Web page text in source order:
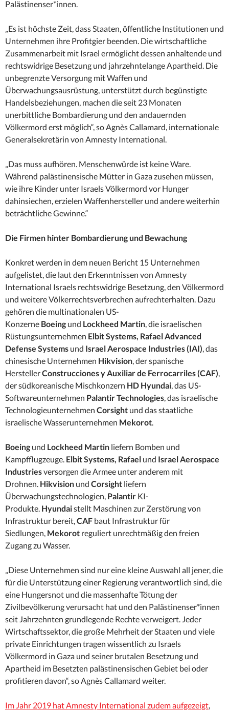
Palästinenser*innen.
„Es ist höchste Zeit, dass Staaten, öffentliche Institutionen und
Unternehmen ihre Profitgier beenden. Die wirtschaftliche
Zusammenarbeit mit Israel ermöglicht dessen anhaltende und
rechtswidrige Besetzung und jahrzehntelange Apartheid. Die
unbegrenzte Versorgung mit Waffen und
Überwachungsausrüstung, unterstützt durch begünstigte
Handelsbeziehungen, machen die seit 23 Monaten
unerbittliche Bombardierung und den andauernden
Völkermord erst möglich“, so Agnès Callamard, internationale
Generalsekretärin von Amnesty International.
„Das muss aufhören. Menschenwürde ist keine Ware.
Während palästinensische Mütter in Gaza zusehen müssen,
wie ihre Kinder unter Israels Völkermord vor Hunger
dahinsiechen, erzielen Waffenhersteller und andere weiterhin
beträchtliche Gewinne.“
Die Firmen hinter Bombardierung und Bewachung
Konkret werden in dem neuen Bericht 15 Unternehmen
aufgelistet, die laut den Erkenntnissen von Amnesty
International Israels rechtswidrige Besetzung, den Völkermord
und weitere Völkerrechtsverbrechen aufrechterhalten. Dazu
gehören die multinationalen US-
Konzerne Boeing und Lockheed Martin, die israelischen
Rüstungsunternehmen Elbit Systems, Rafael Advanced
Defense Systems und Israel Aerospace Industries (IAI), das
chinesische Unternehmen Hikvision, der spanische
HerstellerConstrucciones y Auxiliar de Ferrocarriles (CAF),
der südkoreanische Mischkonzern HD Hyundai, das US-
Softwareunternehmen PalantirTechnologies, das israelische
Technologieunternehmen Corsight und das staatliche
israelische Wasserunternehmen Mekorot.
Boeing und Lockheed Martin liefern Bomben und
Kampfflugzeuge. Elbit Systems, Rafael und Israel Aerospace
Industriesversorgen die Armee unter anderem mit
Drohnen. Hikvision und Corsight liefern
Überwachungstechnologien, Palantir KI-
Produkte. Hyundaistellt Maschinen zur Zerstörung von
Infrastruktur bereit,CAF baut Infrastruktur für
Siedlungen, Mekorot reguliert unrechtmäßig den freien
Zugang zu Wasser.
„Diese Unternehmen sind nur eine kleine Auswahl all jener, die
für die Unterstützung einer Regierung verantwortlich sind, die
eine Hungersnot und die massenhafte Tötung der
Zivilbevölkerung verursacht hat und den Palästinenser*innen
seit Jahrzehnten grundlegende Rechte verweigert. Jeder
Wirtschaftssektor, die große Mehrheit der Staaten und viele
private Einrichtungen tragen wissentlich zu Israels
Völkermord in Gaza und seiner brutalen Besetzung und
Apartheid im Besetzten palästinensischen Gebiet bei oder
profitieren davon“, so Agnès Callamard weiter.
Im Jahr 2019 hat Amnesty International zudem aufgezeigt,